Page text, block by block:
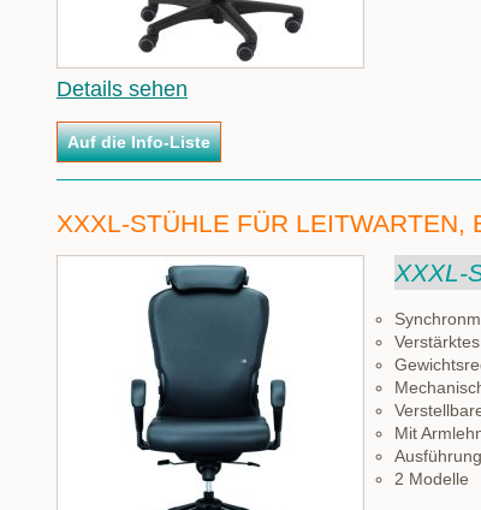
Details sehen
XXXL-STÜHLE FÜR LEITWARTEN,
XXXL-
Mit
2 Modelle